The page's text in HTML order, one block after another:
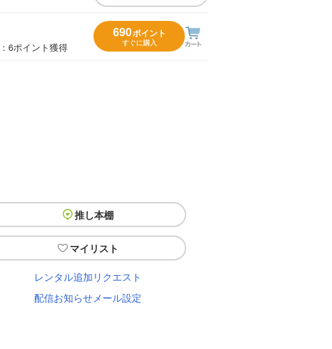
：6ポイント獲得
690ポイント
すぐに購入
推し本棚
マイリスト
レンタル追加リクエスト
配信お知らせメール設定